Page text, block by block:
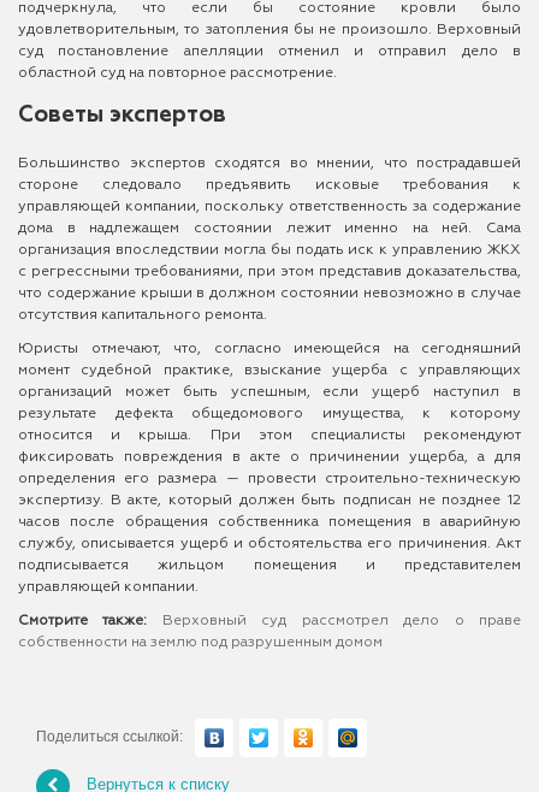
подчеркнула, что если бы состояние кровли было
удовлетворительным, то затопления бы не произошло. Верховный
суд постановление апелляции отменил и отправил дело в
областной суд на повторное рассмотрение.
Советы экспертов
Большинство экспертов сходятся во мнении, что пострадавшей
стороне следовало предъявить исковые требования к
управляющей компании, поскольку ответственность за содержание
дома в надлежащем состоянии лежит именно на ней. Сама
организация впоследствии могла бы подать иск к управлению ЖКХ
с регрессными требованиями, при этом представив доказательства,
что содержание крыши в должном состоянии невозможно в случае
отсутствия капитального ремонта.
Юристы отмечают, что, согласно имеющейся на сегодняшний
момент судебной практике, взыскание ущерба с управляющих
организаций может быть успешным, если ущерб наступил в
результате дефекта общедомового имущества, к которому
относится и крыша. При этом специалисты рекомендуют
фиксировать повреждения в акте о причинении ущерба, а для
определения его размера — провести строительно-техническую
экспертизу. В акте, который должен быть подписан не позднее 12
часов после обращения собственника помещения в аварийную
службу, описывается ущерб и обстоятельства его причинения. Акт
подписывается жильцом помещения и представителем
управляющей компании.
Смотрите также:
Верховный суд рассмотрел дело о праве
собственности на землю под разрушенным домом
Поделиться ссылкой:
Вернуться к списку